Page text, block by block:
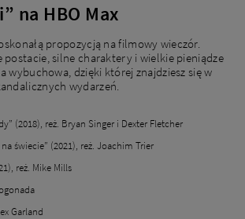
na HBO Max
propozycją na filmowy wieczór.
postacie, silne charaktery i wielkie pieniądze
wybuchowa, dzięki której znajdziesz się w
wydarzeń.
(2018), reż. Bryan Singer i Dexter Fletcher
na świecie” (2021), reż. Joachim Trier
reż. Mike Mills
Garland